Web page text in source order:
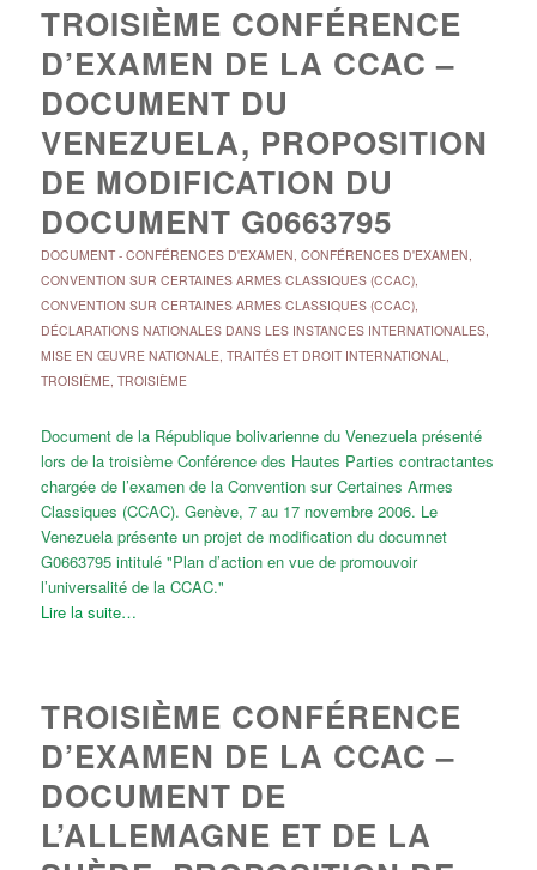
TROISIÈME CONFÉRENCE
D’EXAMEN DE LA CCAC –
DOCUMENT DU
VENEZUELA, PROPOSITION
DE MODIFICATION DU
DOCUMENT G0663795
DOCUMENT- CONFÉRENCES D'EXAMEN, CONFÉRENCES D'EXAMEN,
CONVENTION SUR CERTAINES ARMES CLASSIQUES (CCAC),
CONVENTION SUR CERTAINES ARMES CLASSIQUES (CCAC),
DÉCLARATIONS NATIONALES DANS LES INSTANCES INTERNATIONALES,
MISE EN ŒUVRE NATIONALE, TRAITÉS ET DROIT INTERNATIONAL,
TROISIÈME, TROISIÈME
Document de la République bolivarienne du Venezuela présenté
lors de la troisième Conférence des Hautes Parties contractantes
chargée de l’examen de la Convention sur Certaines Armes
Classiques (CCAC). Genève, 7 au 17 novembre 2006. Le
Venezuela présente un projet de modification du documnet
G0663795 intitulé "Plan d’action en vue de promouvoir
l’universalité de la CCAC."
Lire la suite…
TROISIÈME CONFÉRENCE
D’EXAMEN DE LA CCAC –
DOCUMENT DE
L’ALLEMAGNE ET DE LA